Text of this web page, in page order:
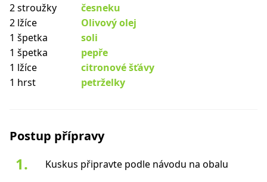
2 stroužky
česneku
2 lžíce
Olivový olej
1 špetka
soli
1 špetka
pepře
1 lžíce
citronové šťávy
1 hrst
petrželky
Postup přípravy
Kuskus připravte podle návodu na obalu